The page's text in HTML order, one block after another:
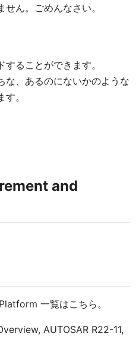
ん。ごめんなさい。
ることができます。
な、あるのにないかのような
。
and
一覧はこちら。
AUTOSAR R22-11,